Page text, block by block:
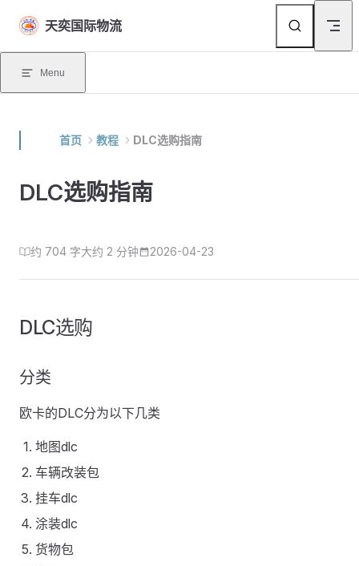
Skip to content
天奕国际物流
Menu
首页 教程 DLC选购指南
DLC选购指南
约 704 字大约 2 分钟 2026-04-23
DLC选购
分类
欧卡的DLC分为以下几类
地图dlc
车辆改装包
挂车dlc
涂装dlc
货物包